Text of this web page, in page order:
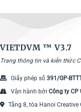
VIETDVM ™V3.7
Trang thông tin và kiến thức
Giấy phép số 391/GP-
Vận hành bởi Công ty CP
Tầng 8, tòa Hanoi Creative